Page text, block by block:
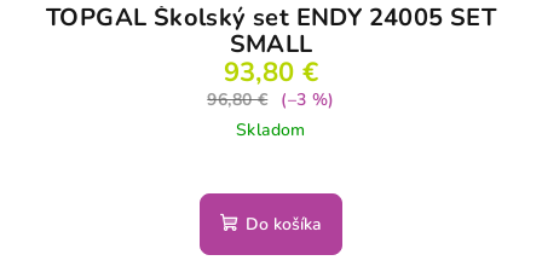
TOPGAL Školský set ENDY 24005 SET
SMALL
93,80 €
96,80 €
(–3 %)
Skladom
Do košíka